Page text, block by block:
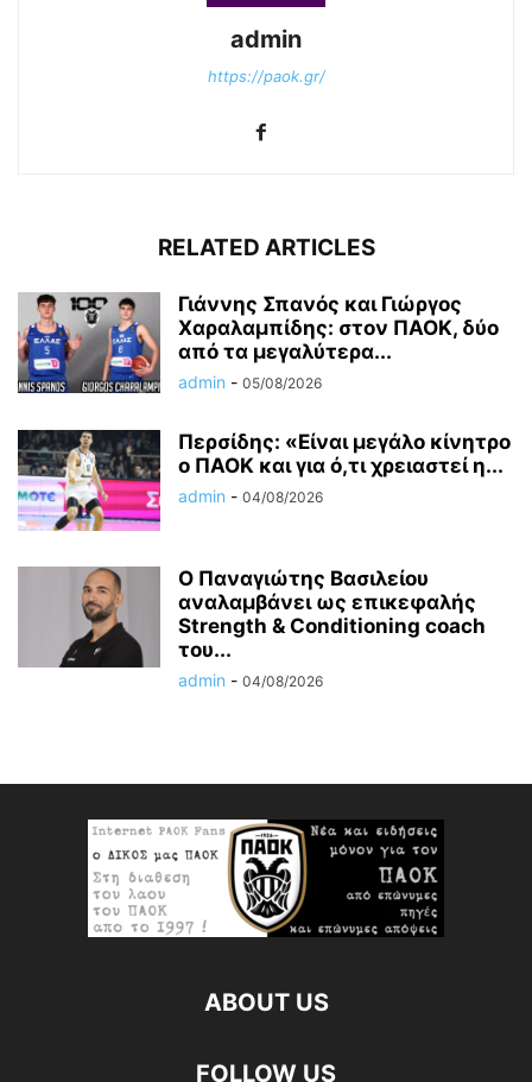
admin
https://paok.gr/
RELATED ARTICLES
Γιάννης Σπανός και Γιώργος
Χαραλαμπίδης: στον ΠΑΟΚ, δύο
από τα μεγαλύτερα...
admin - 05/08/2026
Περσίδης: «Είναι μεγάλο κίνητρο
ο ΠΑΟΚ και για ό,τι χρειαστεί η...
admin - 04/08/2026
Ο Παναγιώτης Βασιλείου
αναλαμβάνει ως επικεφαλής
Strength & Conditioning coach
του...
admin - 04/08/2026
ABOUT US
FOLLOW US